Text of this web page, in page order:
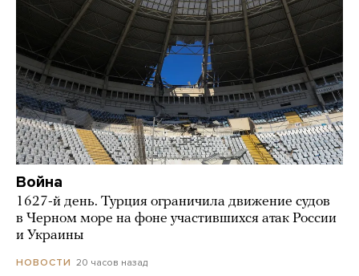
Война
1627-й день. Турция ограничила движение судов
в Черном море на фоне участившихся атак России
и Украины
НОВОСТИ 20 часов назад